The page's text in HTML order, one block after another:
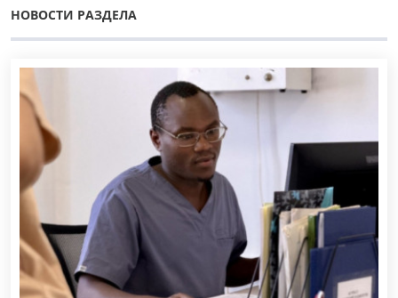
НОВОСТИ РАЗДЕЛА